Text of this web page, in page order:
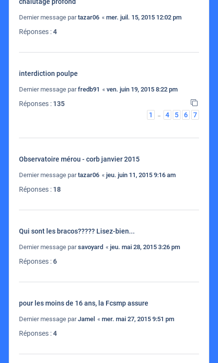
chalutage profond
Dernier message partazar06 « mer. juil. 15, 2015 12:02 pm
Réponses :4
interdiction poulpe
Dernier message parfredb91 « ven. juin 19, 2015 8:22 pm
Réponses : 135
1
… 4 5 6 7
Observatoire mérou - corb janvier 2015
Dernier message partazar06 « jeu. juin 11, 2015 9:16 am
Réponses : 18
Qui sont les bracos????? Lisez-bien...
Dernier message parsavoyard « jeu. mai 28, 2015 3:26 pm
Réponses :6
pour les moins de 16 ans, la Fcsmp assure
Dernier message parJamel « mer. mai 27, 2015 9:51 pm
Réponses :4